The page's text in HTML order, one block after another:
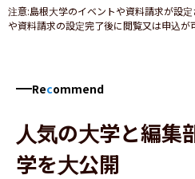
注意:島根大学のイベントや資料請求が設
や資料請求の設定完了後に閲覧又は申込が
Recommend
人気の大学と編集
学を大公開